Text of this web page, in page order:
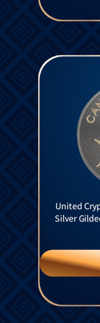
United
Silver